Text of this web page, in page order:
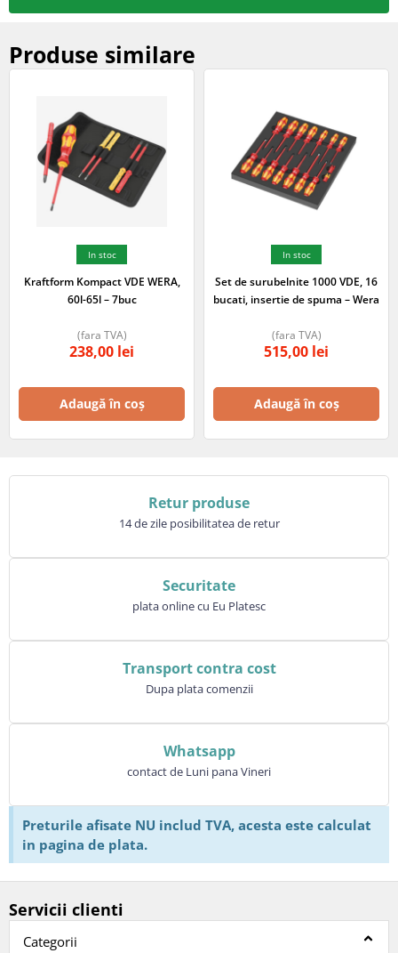
Produse similare
In stoc
Kraftform Kompact VDE WERA,
60l-65l – 7buc
238,00 lei
(fara TVA)
Adaugă în coș
In stoc
Set de surubelnite 1000 VDE, 16
bucati, insertie de spuma – Wera
515,00 lei
(fara TVA)
Adaugă în coș
Retur produse
14 de zile posibilitatea de retur
Securitate
plata online cu Eu Platesc
Transport contra cost
Dupa plata comenzii
Whatsapp
contact de Luni pana Vineri
Preturile afisate NU includ TVA, acesta este calculat
in pagina de plata.
Servicii clienti
Categorii